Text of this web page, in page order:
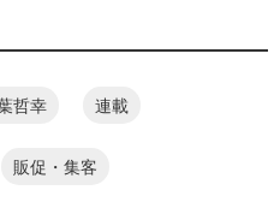
哲幸 連載
販促・集客